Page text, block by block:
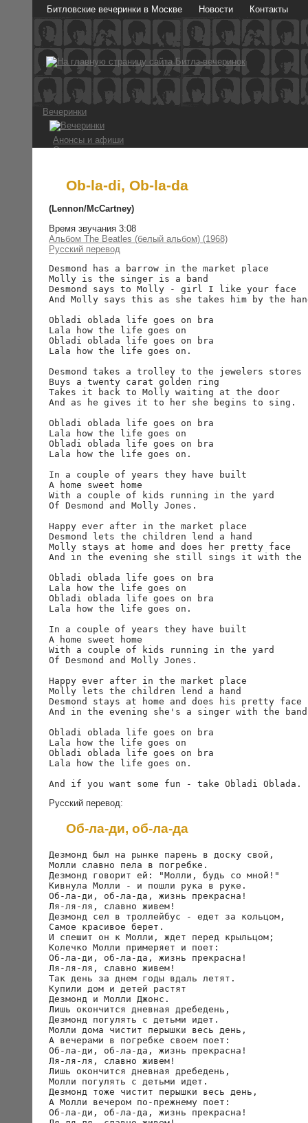
Битловские вечеринки в Москве Новости Контакты
Вечеринки
Анонсы и афиши
Отчеты о вечеринках
Мы в СМИ
Битломаны
Наши мероприятия
Встречи на Стреле
Конкурс 1 апреля
Ссылки
The Beatles
История Beatles
Альбомы и песни Beatles
Переводы песен
Битлз-викторина
Wallpapers
Энциклопедия Beatles
Магазин
Каталог сувениров
Журнал From Me To You
Ob-la-di, Ob-la-da
(Lennon/McCartney)
Время звучания 3:08
Альбом The Beatles (белый альбом) (1968)
Русский перевод
Desmond has a barrow in the market place
Molly is the singer is a band
Desmond says to Molly - girl I like your face
And Molly says this as she takes him by the
Obladi oblada life goes on bra
Lala how the life goes on
Obladi oblada life goes on bra
Lala how the life goes on.
Desmond takes a trolley to the jewelers stores
Buys a twenty carat golden ring
Takes it back to Molly waiting at the door
And as he gives it to her she begins to sing.
Obladi oblada life goes on bra
Lala how the life goes on
Obladi oblada life goes on bra
Lala how the life goes on.
In a couple of years they have built
A home sweet home
With a couple of kids running in the yard
Of Desmond and Molly Jones.
Happy ever after in the market place
Desmond lets the children lend a hand
Molly stays at home and does her pretty face
And in the evening she still sings it with the
Obladi oblada life goes on bra
Lala how the life goes on
Obladi oblada life goes on bra
Lala how the life goes on.
In a couple of years they have built
A home sweet home
With a couple of kids running in the yard
Of Desmond and Molly Jones.
Happy ever after in the market place
Molly lets the children lend a hand
Desmond stays at home and does his pretty face
And in the evening she's a singer with the
Obladi oblada life goes on bra
Lala how the life goes on
Obladi oblada life goes on bra
Lala how the life goes on.
Русский перевод:
Об-ла-ди, об-ла-да
Дезмонд был на рынке парень в доску свой,
Молли славно пела в погребке.
Дезмонд говорит ей: "Молли, будь со мной!"
Кивнула Молли - и пошли рука в руке.
Об-ла-ди, об-ла-да, жизнь прекрасна!
Ля-ля-ля, славно живем!
Дезмонд сел в троллейбус - едет за кольцом,
Самое красивое берет.
И спешит он к Молли, ждет перед крыльцом;
Колечко Молли примеряет и поет:
Об-ла-ди, об-ла-да, жизнь прекрасна!
Ля-ля-ля, славно живем!
Так день за днем годы вдаль летят.
Купили дом и детей растят
Дезмонд и Молли Джонс.
Лишь окончится дневная дребедень,
Дезмонд погулять с детьми идет.
Молли дома чистит перышки весь день,
А вечерами в погребке своем поет:
Об-ла-ди, об-ла-да, жизнь прекрасна!
Ля-ля-ля, славно живем!
Лишь окончится дневная дребедень,
Молли погулять с детьми идет.
Дезмонд тоже чистит перышки весь день,
А Молли вечером по-прежнему поет:
Об-ла-ди, об-ла-да, жизнь прекрасна!